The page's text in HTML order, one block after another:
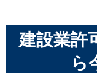
建設業許
ら